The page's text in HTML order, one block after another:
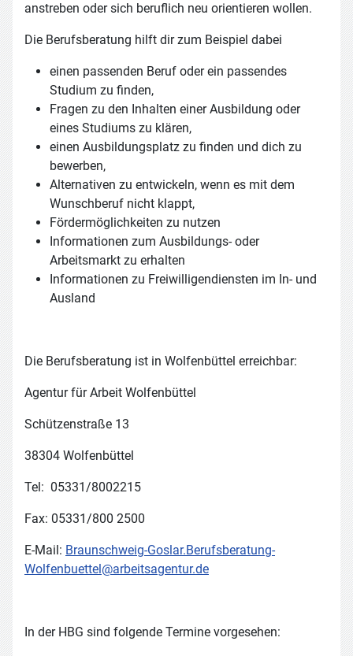
anstreben oder sich beruflich neu orientieren wollen.
Die Berufsberatung hilft dir zum Beispiel dabei
einen passenden Beruf oder ein passendes
Studium zu finden,
Fragen zu den Inhalten einer Ausbildung oder
eines Studiums zu klären,
einen Ausbildungsplatz zu finden und dich zu
bewerben,
Alternativen zu entwickeln, wenn es mit dem
Wunschberuf nicht klappt,
Fördermöglichkeiten zu nutzen
Informationen zum Ausbildungs- oder
Arbeitsmarkt zu erhalten
Informationen zu Freiwilligendiensten im In- und
Ausland
Die Berufsberatung ist in Wolfenbüttel erreichbar:
Agentur für Arbeit Wolfenbüttel
Schützenstraße 13
38304 Wolfenbüttel
Tel: 05331/8002215
Fax: 05331/800 2500
E-Mail: Braunschweig-Goslar.Berufsberatung-
Wolfenbuettel@arbeitsagentur.de
In der HBG sind folgende Termine vorgesehen: